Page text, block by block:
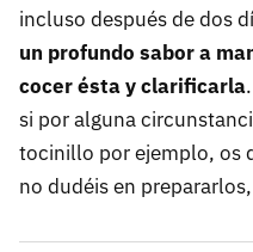
incluso después de dos
un profundo sabor a
cocer ésta y clarificarla
si por alguna
tocinillo por ejemplo, os
no dudéis en